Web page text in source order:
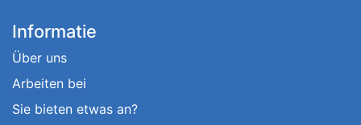
Informatie
Über uns
Arbeiten bei
Sie bieten etwas an?